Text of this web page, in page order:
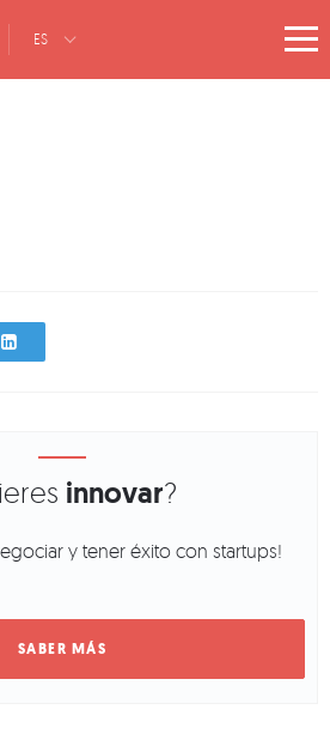
ES
innovar?
y tener éxito con startups!